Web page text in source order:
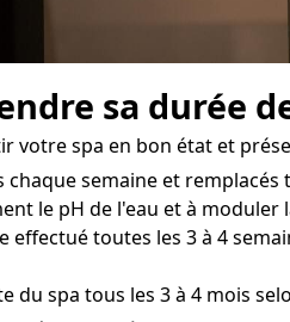
sa durée
spa en bon état et
semaine et remplacés
le pH de l'eau et à
effectué toutes les 3 à 4
du spa tous les 3 à 4 mois